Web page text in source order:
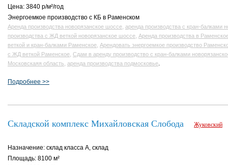
Цена: 3840 р/м²/год
Энергоемкое производство с КБ в Раменском
Аренда производства новорязанское шоссе, аренда производства с кран-балками
производства с ЖД веткой новорязанское шоссе, Аренда производства в
веткой и кран-балками Раменское, Арендовать энергоемкое производство
с ЖД веткой Раменское, Сдам в аренду производство с кран-балками
Московскаяя область, аренда производства подмосковье.
Подробнее >>
Складской комплекс Михайловская Слобода Жуковский
Назначение: склад класса A, склад
Площадь: 8100 м²